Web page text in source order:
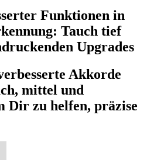
Funktionen in
Tauch tief
Upgrades
Akkorde
mittel und
Dir zu helfen, präzise